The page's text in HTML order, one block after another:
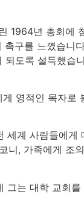
1964년 총회에
구를 느꼈습니
도록 설득했
영적인 목자로
계 사람들에
니, 가족에게
는 대학 교회